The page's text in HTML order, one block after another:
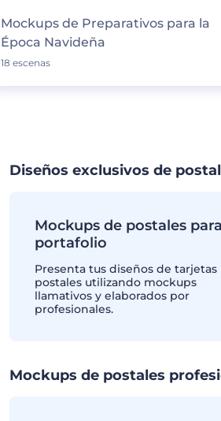
Mockups de Preparativos para la
Época Navideña
18 escenas
Diseños exclusivos de
Mockups de postales
portafolio
Presenta tus diseños de tarjetas
postales utilizando mockups
llamativos y elaborados por
profesionales.
Mockups de postales